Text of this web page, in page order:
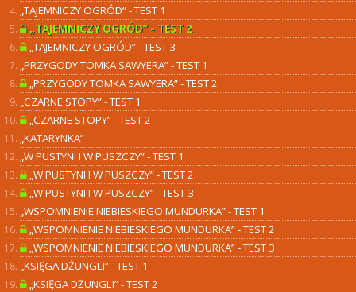
„TAJEMNICZY OGRÓD” - TEST 1
„TAJEMNICZY OGRÓD” - TEST 2
„TAJEMNICZY OGRÓD” - TEST 3
„PRZYGODY TOMKA SAWYERA” - TEST 1
„PRZYGODY TOMKA SAWYERA” - TEST 2
„CZARNE STOPY” - TEST 1
„CZARNE STOPY” - TEST 2
„KATARYNKA”
„W PUSTYNI I W PUSZCZY” - TEST 1
„W PUSTYNI I W PUSZCZY” - TEST 2
„W PUSTYNI I W PUSZCZY” - TEST 3
„WSPOMNIENIE NIEBIESKIEGO MUNDURKA” - TEST 1
„WSPOMNIENIE NIEBIESKIEGO MUNDURKA” - TEST 2
„WSPOMNIENIE NIEBIESKIEGO MUNDURKA” - TEST 3
„KSIĘGA DŻUNGLI” - TEST 1
„KSIĘGA DŻUNGLI” - TEST 2